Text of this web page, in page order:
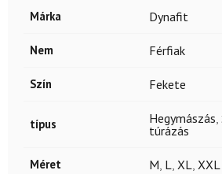
Márka Dynafit
Nem Férfiak
Szín Fekete
típus Hegymászás,
túrázás
Méret M, L, XL, XXL